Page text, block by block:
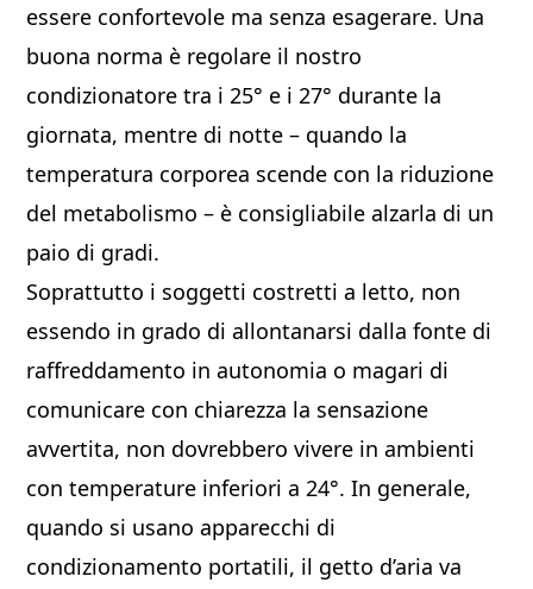
essere confortevole ma senza esagerare. Una
buona norma è regolare il nostro
condizionatore tra i 25° e i 27° durante la
giornata, mentre di notte – quando la
temperatura corporea scende con la riduzione
del metabolismo – è consigliabile alzarla di un
paio di gradi.
Soprattutto i soggetti costretti a letto, non
essendo in grado di allontanarsi dalla fonte di
raffreddamento in autonomia o magari di
comunicare con chiarezza la sensazione
avvertita, non dovrebbero vivere in ambienti
con temperature inferiori a 24°. In generale,
quando si usano apparecchi di
condizionamento portatili, il getto d’aria va